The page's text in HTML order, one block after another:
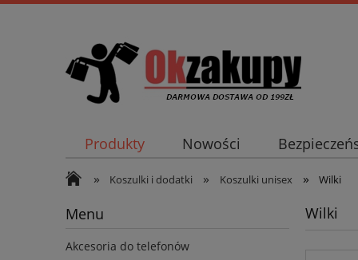
Produkty Nowości
» Koszulki i dodatki » Koszulki unisex » Wilki
Menu
Akcesoria do telefonów
Wilki